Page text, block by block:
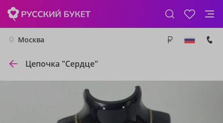
Москва
Цепочка "Сердце"